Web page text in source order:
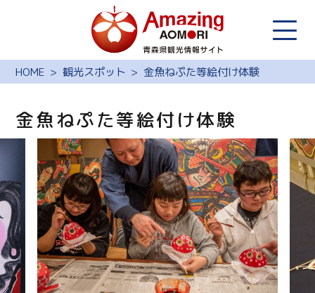
HOME 観光スポット 金魚ねぷた等絵付け体験
金魚ねぷた等絵付け体験